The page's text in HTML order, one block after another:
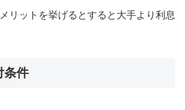
リットを挙げるとすると大手より利息
条件